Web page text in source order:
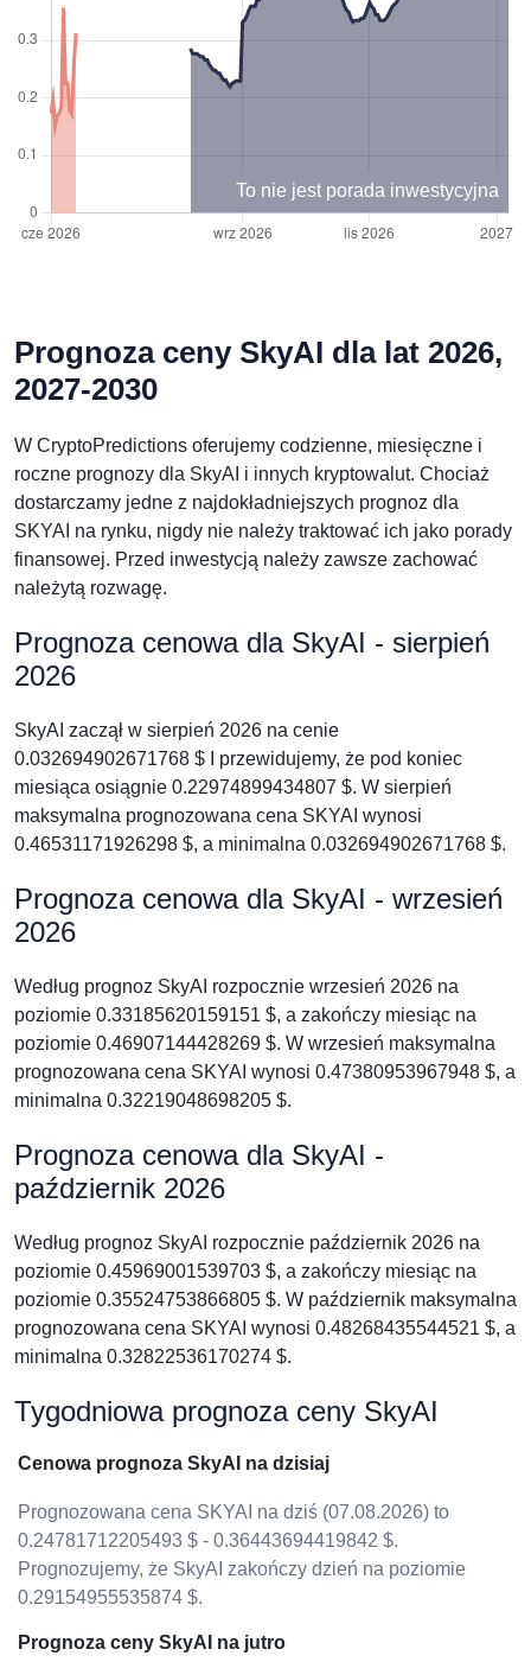
To nie jest porada inwestycyjna
Prognoza ceny SkyAI dla lat 2026,
2027-2030
W CryptoPredictions oferujemy codzienne, miesięczne i
roczne prognozy dla SkyAI i innych kryptowalut. Chociaż
dostarczamy jedne z najdokładniejszych prognoz dla
SKYAI na rynku, nigdy nie należy traktować ich jako porady
finansowej. Przed inwestycją należy zawsze zachować
należytą rozwagę.
Prognoza cenowa dla SkyAI - sierpień
2026
SkyAI zaczął w sierpień 2026 na cenie
0.032694902671768 $ I przewidujemy, że pod koniec
miesiąca osiągnie 0.22974899434807 $. W sierpień
maksymalna prognozowana cena SKYAI wynosi
0.46531171926298 $, a minimalna 0.032694902671768 $.
Prognoza cenowa dla SkyAI - wrzesień
2026
Według prognoz SkyAI rozpocznie wrzesień 2026 na
poziomie 0.33185620159151 $, a zakończy miesiąc na
poziomie 0.46907144428269 $. W wrzesień maksymalna
prognozowana cena SKYAI wynosi 0.47380953967948 $, a
minimalna 0.32219048698205 $.
Prognoza cenowa dla SkyAI -
październik 2026
Według prognoz SkyAI rozpocznie październik 2026 na
poziomie 0.45969001539703 $, a zakończy miesiąc na
poziomie 0.35524753866805 $. W październik maksymalna
prognozowana cena SKYAI wynosi 0.48268435544521 $, a
minimalna 0.32822536170274 $.
Tygodniowa prognoza ceny SkyAI
Cenowa prognoza SkyAI na dzisiaj
Prognozowana cena SKYAI na dziś (07.08.2026) to
0.24781712205493 $ - 0.36443694419842 $.
Prognozujemy, że SkyAI zakończy dzień na poziomie
0.29154955535874 $.
Prognoza ceny SkyAI na jutro